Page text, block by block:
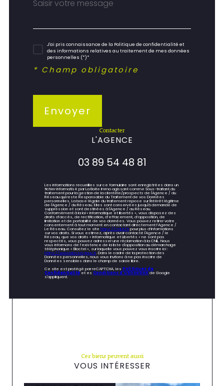
J'ai pris connaissance de la Politique de confidentialité et
des informations relatives au traitement de mes données
personnelles (*)*
* Champ obligatoire
Envoyer
contacter
L'AGENCE
03 89 54 48 81
Les informations recueillies sur ce formulaire sont enregistrées dans un
fichier informatisé par La Boite Immo agissant comme Sous-traitant du
traitement pour la gestion de la clientèle/prospects de l'Agence / du
Réseau qui reste Responsable du Traitement de vos Données
personnelles. La base légale du traitement repose sur l'intérêt légitime
de l'Agence / du Réseau. Elles sont conservées jusqu'à demande de
suppression et sont destinées à l'Agence / au Réseau.
Conformément à la loi « informatique et libertés », vous disposez des
droits d’accès, de rectification, d’effacement, d’opposition, de
limitation et de portabilité de vos données. Vous pouvez retirer votre
consentement à tout moment en contactant directement l’Agence /
Le Réseau. Consultez le sitehttps://cnil.fr/frpour plus d’informations
sur vos droits. Si vous estimez, après avoir contacté l'Agence / le
Réseau, que vos droits « Informatique et Libertés » ne sont pas
respectés, vous pouvez adresser une réclamation à la CNIL. Nous
vous informons de l’existence de la liste d'opposition au démarchage
téléphonique « Bloctel », sur laquelle vous pouvez vous inscrire ici :
https://www.bloctel.gouv.fr. Dans le cadre de la protection des
Données personnelles, nous vous invitons à ne pas inscrire de
Données sensibles dans le champ de saisie libre.
Ce site est protégé par reCAPTCHA, lesPolitiques de
Confidentialitéet esConditions d'utilisationde Google
s'appliquent.
Ces biens peuvent aussi
VOUS INTÉRESSER